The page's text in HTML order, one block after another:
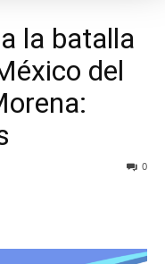
la batalla
del
0